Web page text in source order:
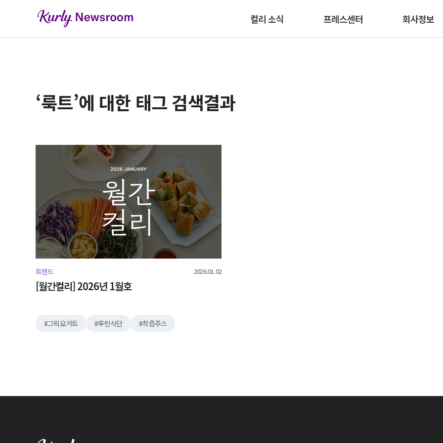
컬리 소식 프레스센터 회사정보
‘룩트’에 대한 태그 검색결과
트렌드 2026.01.02
[월간컬리] 2026년 1월호
그릭요거트 루틴식단 착즙주스